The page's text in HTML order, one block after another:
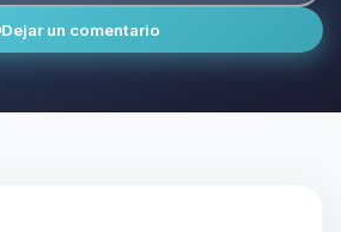
Dejar un comentario